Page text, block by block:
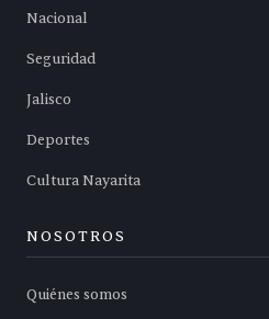
Nacional
Seguridad
Jalisco
Deportes
Cultura Nayarita
NOSOTROS
Quiénes somos